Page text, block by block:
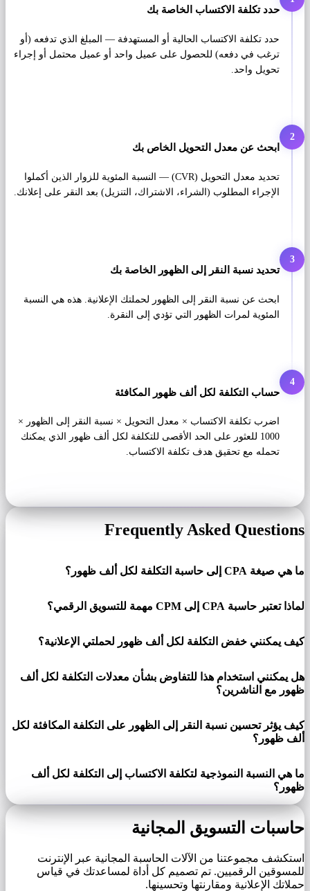
حدد تكلفة الاكتساب الخاصة بك
حدد تكلفة الاكتساب الحالية أو المستهدفة — المبلغ الذي تدفعه (أو
ترغب في دفعه) للحصول على عميل واحد أو عميل محتمل أو إجراء
تحويل واحد.
2
ابحث عن معدل التحويل الخاص بك
تحديد معدل التحويل (CVR) — النسبة المئوية للزوار الذين أكملوا
الإجراء المطلوب (الشراء، الاشتراك، التنزيل) بعد النقر على إعلانك.
3
تحديد نسبة النقر إلى الظهور الخاصة بك
ابحث عن نسبة النقر إلى الظهور لحملتك الإعلانية. هذه هي النسبة
المئوية لمرات الظهور التي تؤدي إلى النقرة.
4
حساب التكلفة لكل ألف ظهور المكافئة
اضرب تكلفة الاكتساب × معدل التحويل × نسبة النقر إلى الظهور ×
1000 للعثور على الحد الأقصى للتكلفة لكل ألف ظهور الذي يمكنك
تحمله مع تحقيق هدف تكلفة الاكتساب.
Frequently Asked Questions
ما هي صيغة CPA إلى حاسبة التكلفة لكل ألف ظهور؟
لماذا تعتبر حاسبة CPA إلى CPM مهمة للتسويق الرقمي؟
كيف يمكنني خفض التكلفة لكل ألف ظهور لحملتي الإعلانية؟
هل يمكنني استخدام هذا للتفاوض بشأن معدلات التكلفة لكل ألف
ظهور مع الناشرين؟
كيف يؤثر تحسين نسبة النقر إلى الظهور على التكلفة المكافئة لكل
ألف ظهور؟
ما هي النسبة النموذجية لتكلفة الاكتساب إلى التكلفة لكل ألف
ظهور؟
حاسبات التسويق المجانية
استكشف مجموعتنا من الآلات الحاسبة المجانية عبر الإنترنت
للمسوقين الرقميين. تم تصميم كل أداة لمساعدتك في قياس
حملاتك الإعلانية ومقارنتها وتحسينها.